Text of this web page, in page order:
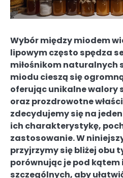
Wybór między miodem
lipowym często spędza
miłośnikom naturalnych
miodu cieszą się
oferując unikalne walory
oraz prozdrowotne
zdecydujemy się na
ich charakterystykę,
zastosowanie. W
przyjrzymy się bliżej obu
porównując je pod kątem
szczególnych, aby